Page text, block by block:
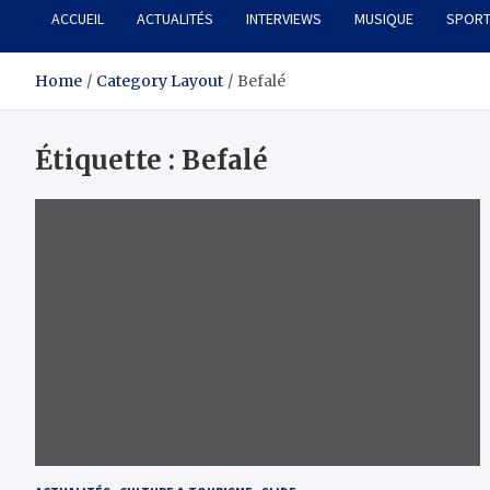
ACCUEIL ACTUALITÉS INTERVIEWS MUSIQUE SPORT
Home Category Layout Befalé
Étiquette : Befalé